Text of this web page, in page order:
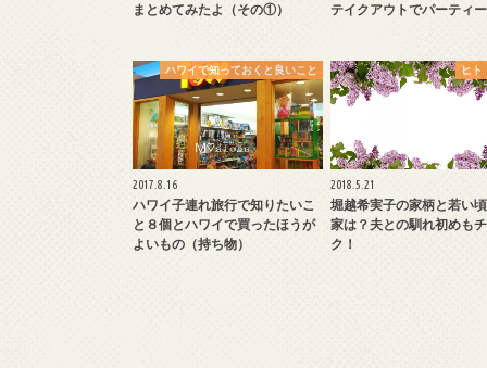
まとめてみたよ（その①）
テイクアウトでパーティー
ハワイで知っておくと良いこと
2017.8.16
ハワイ子連れ旅行で知りたいこ
と８個とハワイで買ったほうが
よいもの（持ち物）
ヒト
2018.5.21
堀越希実子の家柄と若い
家は？夫との馴れ初めも
ク！